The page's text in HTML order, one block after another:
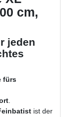
cm,
jeden
fürs
.
ist der